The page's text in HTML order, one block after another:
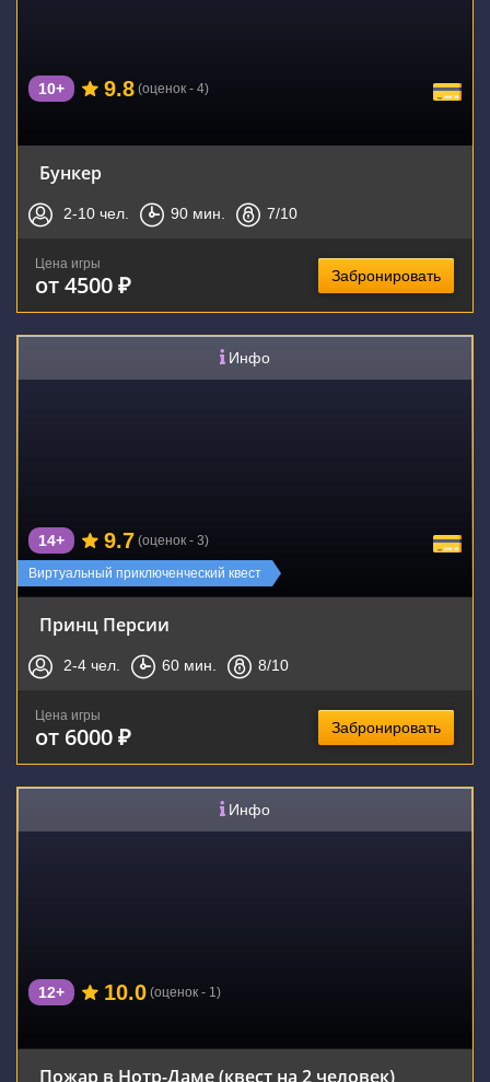
10+ 9.8 (оценок - 4)
Бункер
2-10 чел. 90 мин. 7/10
Цена игры
от 4500 ₽ Забронировать
Инфо
Виртуальный приключенческий квест
14+ 9.7 (оценок - 3)
Принц Персии
2-4 чел. 60 мин. 8/10
Цена игры
от 6000 ₽ Забронировать
Инфо
12+ 10.0 (оценок - 1)
Пожар в Нотр-Даме (квест на 2 человек)